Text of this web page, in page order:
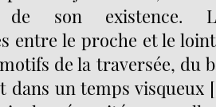
de son existence.
entre le proche et le
de la traversée, du
dans un temps visqueux [